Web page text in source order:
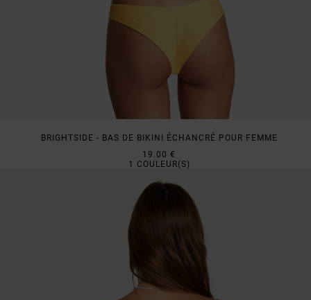
BRIGHTSIDE - BAS DE BIKINI ÉCHANCRÉ POUR FEMME
19.00 €
1
COULEUR(S)